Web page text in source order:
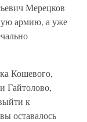
Мерецков
армию, а уже
Кошевого,
Гайтолово,
к
оставалось